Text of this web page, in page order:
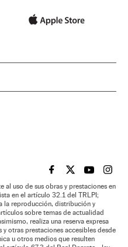
EL PAÍS BRASIL EN
EL PAÍSEL PAÍS
EL
al uso de sus obras y prestaciones en
en el artículo 32.1 del TRLPI;
la reproducción, distribución y
sobre temas de actualidad
realiza una reserva expresa
otras prestaciones accesibles desde
u otros medios que resulten